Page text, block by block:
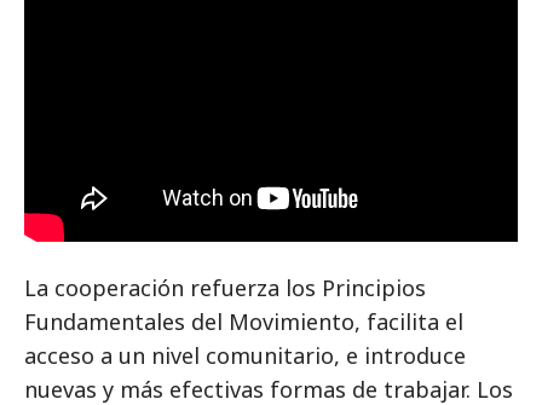
La cooperación refuerza los Principios
Fundamentales del Movimiento, facilita el
acceso a un nivel comunitario, e introduce
nuevas y más efectivas formas de trabajar. Los